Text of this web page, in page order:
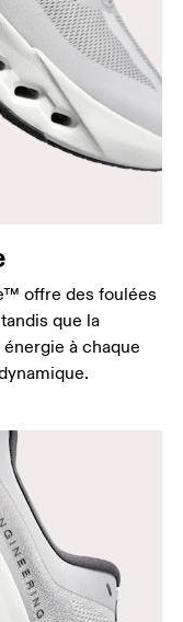
offre des foulées
que la
à chaque